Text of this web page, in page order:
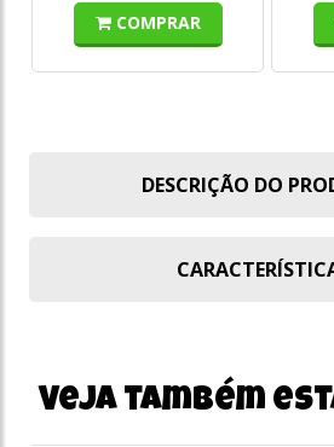
COMPRAR
DESCRIÇÃO DO
Veja também